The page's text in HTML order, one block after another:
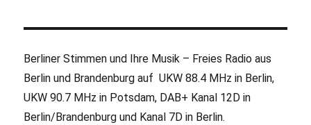
Berliner Stimmen und Ihre Musik – Freies Radio aus
Berlin und Brandenburg auf UKW 88.4 MHz in Berlin,
UKW 90.7 MHz in Potsdam, DAB+ Kanal 12D in
Berlin/Brandenburg und Kanal 7D in Berlin.